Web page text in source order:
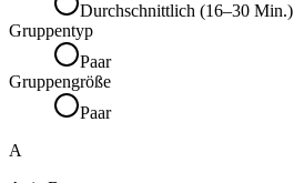
Durchschnittlich (16–30 Min.)
Gruppentyp
Paar
Gruppengröße
Paar
A